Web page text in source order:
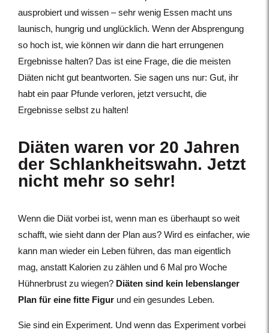
ausprobiert und wissen – sehr wenig Essen macht uns
launisch, hungrig und unglücklich. Wenn der Absprengung
so hoch ist, wie können wir dann die hart errungenen
Ergebnisse halten? Das ist eine Frage, die die meisten
Diäten nicht gut beantworten. Sie sagen uns nur: Gut, ihr
habt ein paar Pfunde verloren, jetzt versucht, die
Ergebnisse selbst zu halten!
Diäten waren vor 20 Jahren
der Schlankheitswahn. Jetzt
nicht mehr so sehr!
Wenn die Diät vorbei ist, wenn man es überhaupt so weit
schafft, wie sieht dann der Plan aus? Wird es einfacher, wie
kann man wieder ein Leben führen, das man eigentlich
mag, anstatt Kalorien zu zählen und 6 Mal pro Woche
Hühnerbrust zu wiegen? Diäten sind kein lebenslanger
Plan für eine fitte Figur und ein gesundes Leben.
Sie sind ein Experiment. Und wenn das Experiment vorbei